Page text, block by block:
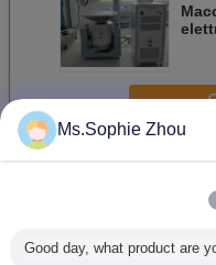
PiùAgitatore
Ms.Sophie Zhou
Good day, what product are